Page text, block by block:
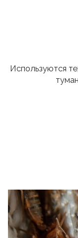
Используются